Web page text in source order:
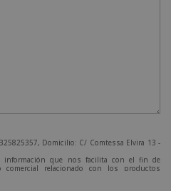
B25825357, Domicilio: C/ Comtessa Elvira 13 -
información que nos facilita con el fin de
relacionado con los productos
de su interés.
del interesado.